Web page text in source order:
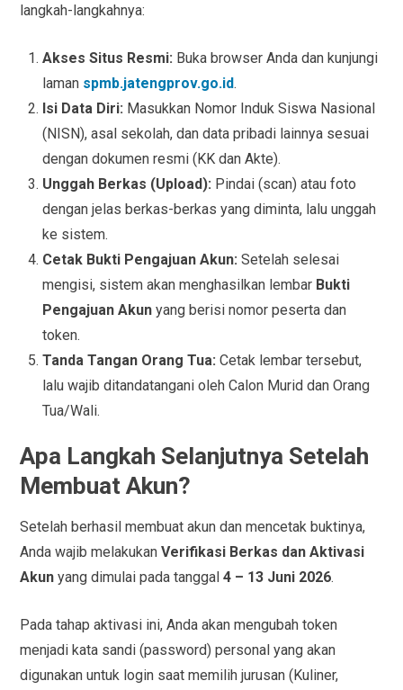
langkah-langkahnya:
Akses Situs Resmi: Buka browser Anda dan kunjungi
laman spmb.jatengprov.go.id.
Isi Data Diri: Masukkan Nomor Induk Siswa Nasional
(NISN), asal sekolah, dan data pribadi lainnya sesuai
dengan dokumen resmi (KK dan Akte).
Unggah Berkas (Upload): Pindai (scan) atau foto
dengan jelas berkas-berkas yang diminta, lalu unggah
ke sistem.
Cetak Bukti Pengajuan Akun: Setelah selesai
mengisi, sistem akan menghasilkan lembar Bukti
Pengajuan Akun yang berisi nomor peserta dan
token.
Tanda Tangan Orang Tua: Cetak lembar tersebut,
lalu wajib ditandatangani oleh Calon Murid dan Orang
Tua/Wali.
Apa Langkah Selanjutnya Setelah
Membuat Akun?
Setelah berhasil membuat akun dan mencetak buktinya,
Anda wajib melakukanVerifikasi Berkas dan Aktivasi
Akun yang dimulai pada tanggal4 – 13 Juni 2026.
Pada tahap aktivasi ini, Anda akan mengubah token
menjadi kata sandi (password) personal yang akan
digunakan untuk login saat memilih jurusan (Kuliner,